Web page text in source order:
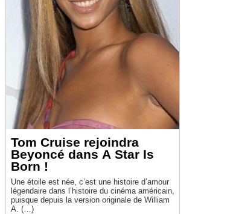
Tom Cruise rejoindra
Beyoncé dans A Star Is
Born !
Une étoile est née, c’est une histoire d’amour
légendaire dans l’histoire du cinéma américain,
puisque depuis la version originale de William
A. (…)